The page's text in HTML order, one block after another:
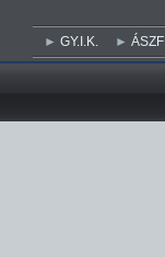
GY.I.K. ÁSZF